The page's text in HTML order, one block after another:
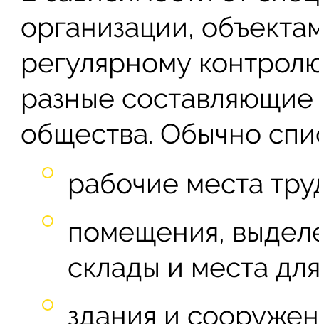
организации,
регулярному
разные
общества. Обычно
рабочие места
помещения,
склады и места
здания и